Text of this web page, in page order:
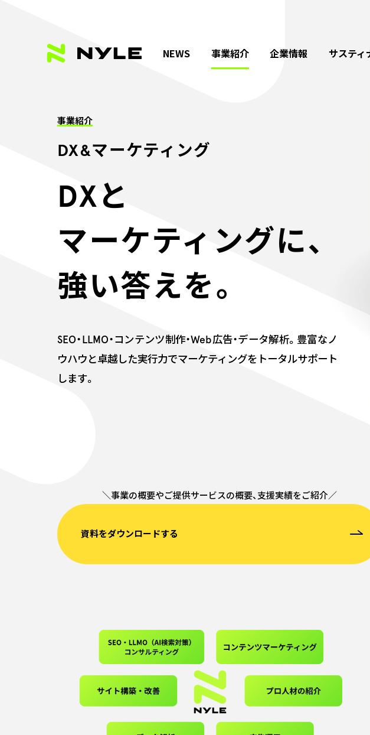
NEWS 事業紹介 企業情報 サスティ
事業紹介
DX&マーケティング
DXと
マーケティングに、
強い答えを。
SEO・LLMO・コンテンツ制作・Web広告・データ解析。豊富なノ
ウハウと卓越した実行力でマーケティングをトータルサポート
します。
＼事業の概要やご提供サービスの概要、支援実績をご紹介／
資料をダウンロードする